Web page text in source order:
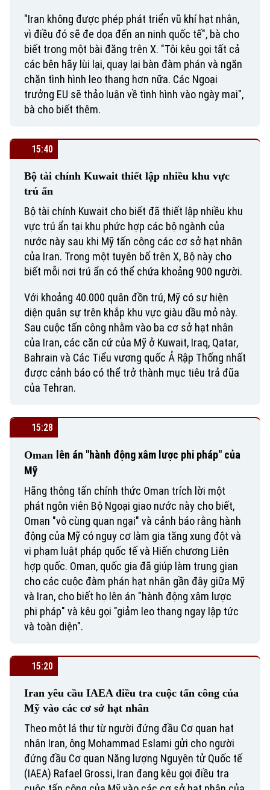
Bản quyền thuộc về Cơ quan Báo và Phát thanh Truyền hình Hà Nội Giấy
phép số: Số 63/GP-TTDT, cấp ngày 10/05/2023
TRANG THÔNG TIN ĐIỆN TỬ
CỦA CƠ QUAN BÁO VÀ PHÁT THANH TRUYỀN HÌNH HÀ NỘI
Số 3-5 Huỳnh Thúc Kháng-Phường Láng-Hà Nội
Phó Giám đốc: Nguyễn Kim Khiêm, Nguyễn Minh Đức, Nguyễn Thành Lợi
"Iran không được phép phát triển vũ khí hạt nhân,
vì điều đó sẽ đe dọa đến an ninh quốc tế", bà cho
biết trong một bài đăng trên X. "Tôi kêu gọi tất cả
các bên hãy lùi lại, quay lại bàn đàm phán và ngăn
chặn tình hình leo thang hơn nữa. Các Ngoại
trưởng EU sẽ thảo luận về tình hình vào ngày mai",
bà cho biết thêm.
15:40
Bộ tài chính Kuwait thiết lập nhiều khu vực
trú ẩn
Bộ tài chính Kuwait cho biết đã thiết lập nhiều khu
vực trú ẩn tại khu phức hợp các bộ ngành của
nước này sau khi Mỹ tấn công các cơ sở hạt nhân
của Iran. Trong một tuyên bố trên X, Bộ này cho
biết mỗi nơi trú ẩn có thể chứa khoảng 900 người.
Với khoảng 40.000 quân đồn trú, Mỹ có sự hiện
diện quân sự trên khắp khu vực giàu dầu mỏ này.
Sau cuộc tấn công nhằm vào ba cơ sở hạt nhân
của Iran, các căn cứ của Mỹ ở Kuwait, Iraq, Qatar,
Bahrain và Các Tiểu vương quốc Ả Rập Thống nhất
được cảnh báo có thể trở thành mục tiêu trả đũa
của Tehran.
15:28
Oman lên án "hành động xâm lược phi pháp" của
Mỹ
Hãng thông tấn chính thức Oman trích lời một
phát ngôn viên Bộ Ngoại giao nước này cho biết,
Oman "vô cùng quan ngại" và cảnh báo rằng hành
động của Mỹ có nguy cơ làm gia tăng xung đột và
vi phạm luật pháp quốc tế và Hiến chương Liên
hợp quốc. Oman, quốc gia đã giúp làm trung gian
cho các cuộc đàm phán hạt nhân gần đây giữa Mỹ
và Iran, cho biết họ lên án "hành động xâm lược
phi pháp" và kêu gọi "giảm leo thang ngay lập tức
và toàn diện".
15:20
Iran yêu cầu IAEA điều tra cuộc tấn công của
Mỹ vào các cơ sở hạt nhân
Theo một lá thư từ người đứng đầu Cơ quan hạt
nhân Iran, ông Mohammad Eslami gửi cho người
đứng đầu Cơ quan Năng lượng Nguyên tử Quốc tế
(IAEA) Rafael Grossi, Iran đang kêu gọi điều tra